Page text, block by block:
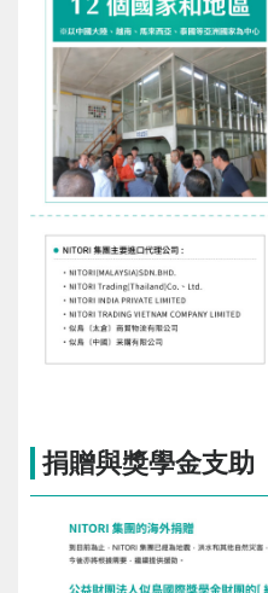
捐贈與獎學金支助